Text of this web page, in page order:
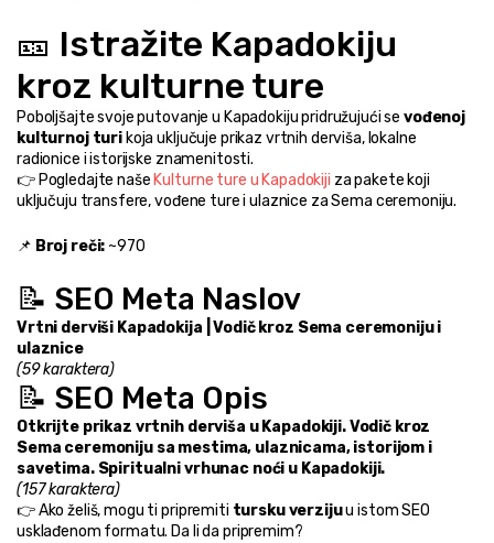
🎫 Istražite Kapadokiju
kroz kulturne ture
Poboljšajte svoje putovanje u Kapadokiju pridružujući se vođenoj
kulturnoj turi koja uključuje prikaz vrtnih derviša, lokalne
radionice i istorijske znamenitosti.
👉 Pogledajte naše Kulturne ture u Kapadokiji za pakete koji
uključuju transfere, vođene ture i ulaznice za Sema ceremoniju.
📌 Broj reči: ~970
📝 SEO Meta Naslov
Vrtni derviši Kapadokija | Vodič kroz Sema ceremoniju i
ulaznice
(59 karaktera)
📝 SEO Meta Opis
Otkrijte prikaz vrtnih derviša u Kapadokiji. Vodič kroz
Sema ceremoniju sa mestima, ulaznicama, istorijom i
savetima. Spiritualni vrhunac noći u Kapadokiji.
(157 karaktera)
👉 Ako želiš, mogu ti pripremiti tursku verziju u istom SEO
usklađenom formatu. Da li da pripremim?